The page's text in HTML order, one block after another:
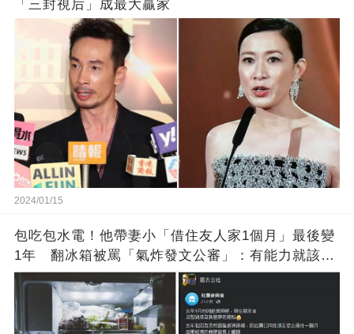
「三封視后」成最大贏家
2024/01/15
包吃包水電！他帶妻小「借住友人家1個月」最後變
1年 翻冰箱被罵「氣炸發文公審」：有能力就該大
方